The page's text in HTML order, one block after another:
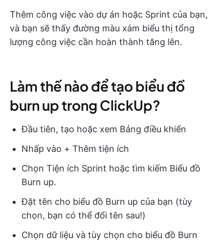
Thêm công việc vào dự án hoặc Sprint của bạn,
và bạn sẽ thấy đường màu xám biểu thị tổng
lượng công việc cần hoàn thành tăng lên.
Làm thế nào để tạo biểu đồ
burn up trong ClickUp?
Đầu tiên, tạo hoặc xem Bảng điều khiển
Nhấp vào + Thêm tiện ích
Chọn Tiện ích Sprint hoặc tìm kiếm Biểu đồ
Burn up.
Đặt tên cho biểu đồ Burn up của bạn (tùy
chọn, bạn có thể đổi tên sau!)
Chọn dữ liệu và tùy chọn cho biểu đồ Burn